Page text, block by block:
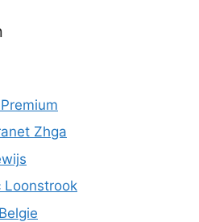
Zhga
Loonstrook